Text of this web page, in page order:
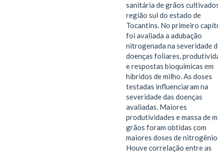
sanitária de grãos
região sul do estado de
Tocantins. No primeiro
foi avaliada a adubação
nitrogenada na severidade
doenças foliares,
e respostas bioquímicas em
híbridos de milho. As doses
testadas influenciaram na
severidade das doenças
avaliadas. Maiores
produtividades e massa de
grãos foram obtidas com
maiores doses de
Houve correlação entre as